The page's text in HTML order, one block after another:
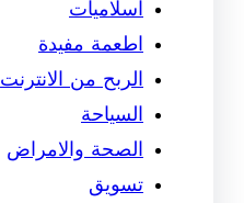
اسلاميات
اطعمة مفيدة
الربح من الانترنت
السياحة
الصحة والامراض
تسويق